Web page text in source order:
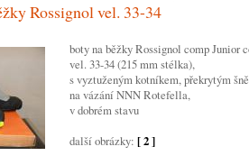
Rossignol vel. 33-34
boty na běžky Rossignol comp Junior
vel. 33-34 (215 mm stélka),
s vyztuženým kotníkem, překrytým
na vázání NNN Rotefella,
v dobrém stavu
další obrázky: [ 2 ]